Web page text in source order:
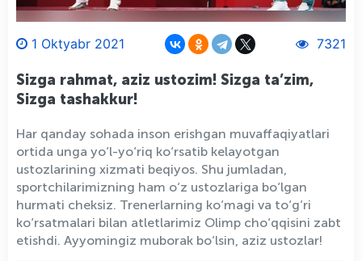
1 Oktyabr 2021 7321
Sizga rahmat, aziz ustozim! Sizga ta’zim,
Sizga tashakkur!
Har qanday sohada inson erishgan muvaffaqiyatlari
ortida unga yo‘l-yo‘riq ko‘rsatib kelayotgan
ustozlarining xizmati beqiyos. Shu jumladan,
sportchilarimizning ham o‘z ustozlariga bo‘lgan
hurmati cheksiz. Trenerlarning ko‘magi va to‘g‘ri
ko‘rsatmalari bilan atletlarimiz Olimp cho‘qqisini zabt
etishdi. Ayyomingiz muborak bo‘lsin, aziz ustozlar!